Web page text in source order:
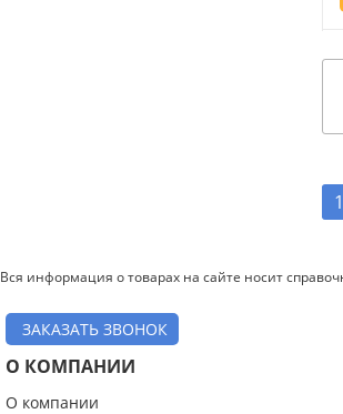
1
Вся информация о товарах на сайте носит
ЗАКАЗАТЬ ЗВОНОК
О КОМПАНИИ
О компании